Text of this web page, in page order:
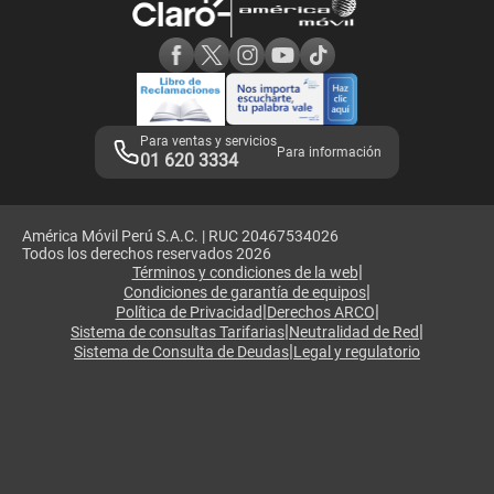
Adquirientes iPhone 6, 6S y SE
Mensaje de Seguridad
Términos y Condiciones de Tienda Claro
Libro de Reclamaciones
Legales de marketplace
Para ventas y servicios
01 620 3334 Para información
América Móvil Perú S.A.C. | RUC 20467534026
Todos los derechos reservados 2026
Términos y condiciones de la web|
Condiciones de garantía de equipos|
Política de Privacidad|Derechos ARCO|
Sistema de consultas Tarifarias|Neutralidad de Red|
Sistema de Consulta de Deudas|Legal y regulatorio